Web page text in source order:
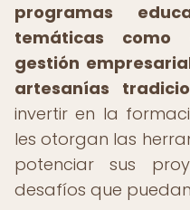
programas
temáticas como
gestión
artesanías
invertir en la
les otorgan las
potenciar sus
desafíos que